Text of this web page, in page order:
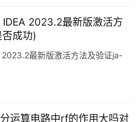
2023.2最新版激活方
成功)
最新版激活方法及验证ja-
运算电路中rf的作用大吗对